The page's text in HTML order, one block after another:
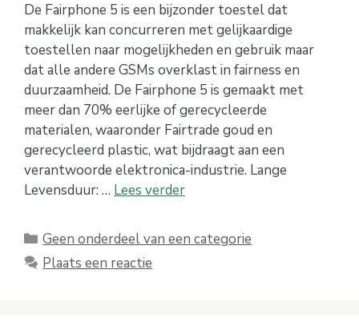
De Fairphone 5 is een bijzonder toestel dat
makkelijk kan concurreren met gelijkaardige
toestellen naar mogelijkheden en gebruik maar
dat alle andere GSMs overklast in fairness en
duurzaamheid. De Fairphone 5 is gemaakt met
meer dan 70% eerlijke of gerecycleerde
materialen, waaronder Fairtrade goud en
gerecycleerd plastic, wat bijdraagt aan een
verantwoorde elektronica-industrie. Lange
Levensduur: … Lees verder
Categorieën
Geen onderdeel van een categorie
Plaats een reactie